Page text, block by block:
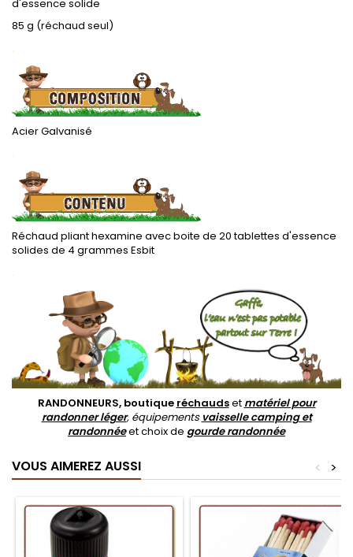
d'essence solide
85 g (réchaud seul)
.
Acier Galvanisé
.
Réchaud pliant hexamine avec boite de 20 tablettes d'essence
solides de 4 grammes Esbit
.
RANDONNEURS, boutique réchaudset matériel pour
randonner léger, équipements vaisselle camping et
randonnéeet choix de gourde randonnée
VOUS AIMEREZ AUSSI >
<